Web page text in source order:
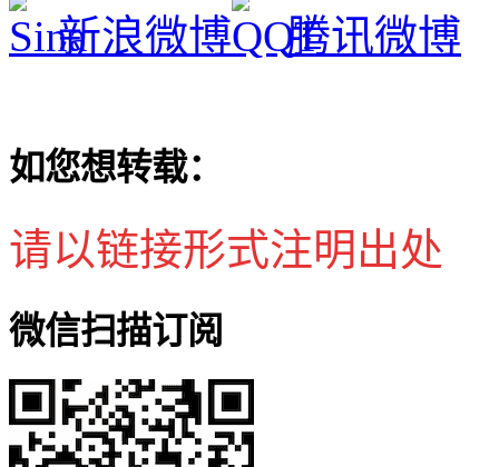
新浪微博 腾讯微博
如您想转载：
请以链接形式注明出处
微信扫描订阅